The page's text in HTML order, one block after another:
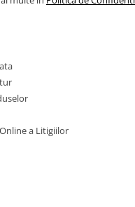
a Litigiilor